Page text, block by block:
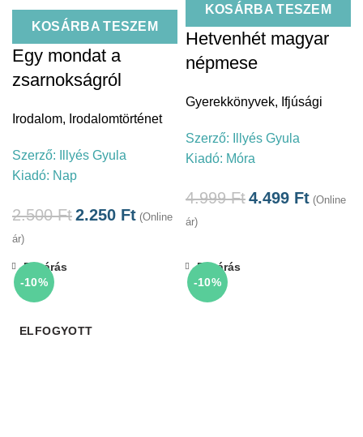
KOSÁRBA TESZEM
Egy mondat a
zsarnokságról
Irodalom, Irodalomtörténet
Szerző:
Illyés Gyula
Kiadó: Nap
2.500Ft2.250 Ft (Online
ár)
KOSÁRBA TESZEM
Hetvenhét magyar
népmese
Gyerekkönyvek, Ifjúsági
Szerző:
Illyés Gyula
Kiadó: Móra
4.999Ft4.499 Ft (Online
ár)
-10%
ELFOGYOTT
Bezárás
-10%
Bezárás